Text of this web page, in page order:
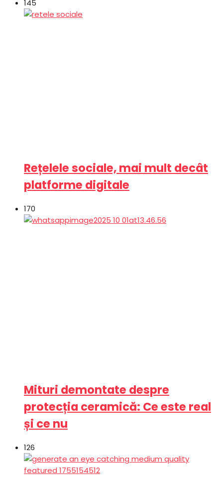
145
Rețelele sociale, mai mult decât
platforme digitale
170
Mituri demontate despre
protecția ceramică: Ce este real
și ce nu
126